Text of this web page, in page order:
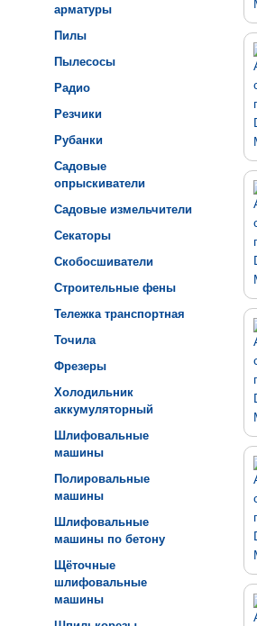
арматуры
Пилы
Пылесосы
Радио
Резчики
Рубанки
Садовые
опрыскиватели
Садовые измельчители
Секаторы
Скобосшиватели
Строительные фены
Тележка транспортная
Точила
Фрезеры
Холодильник
аккумуляторный
Шлифовальные
машины
Полировальные
машины
Шлифовальные
машины по бетону
Щёточные
шлифовальные
машины